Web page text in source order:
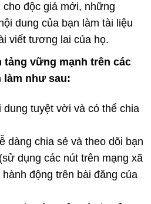
độc giả mới, những
dung của bạn làm tài liệu
viết tương lai của họ.
vững mạnh trên các
làm như sau:
dung tuyệt vời và có thể chia
dàng chia sẻ và theo dõi bạn
dụng các nút trên mạng xã
động trên bài đăng của